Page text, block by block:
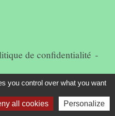
de confidentialité -
site -
you control over what you want
all cookies Personalize